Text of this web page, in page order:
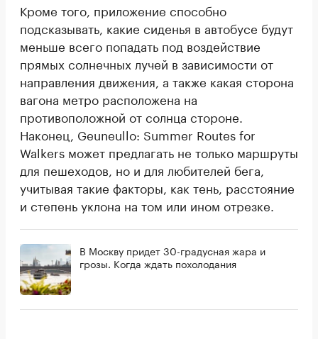
Кроме того, приложение способно
подсказывать, какие сиденья в автобусе будут
меньше всего попадать под воздействие
прямых солнечных лучей в зависимости от
направления движения, а также какая сторона
вагона метро расположена на
противоположной от солнца стороне.
Наконец, Geuneullo: Summer Routes for
Walkers может предлагать не только маршруты
для пешеходов, но и для любителей бега,
учитывая такие факторы, как тень, расстояние
и степень уклона на том или ином отрезке.
В Москву придет 30-градусная жара и
грозы. Когда ждать похолодания